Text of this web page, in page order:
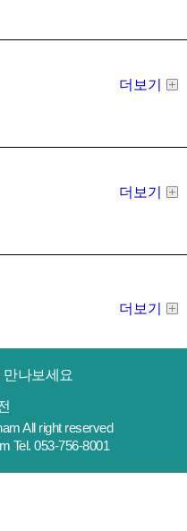
만나보세요
All right reserved
Tel. 053-756-8001